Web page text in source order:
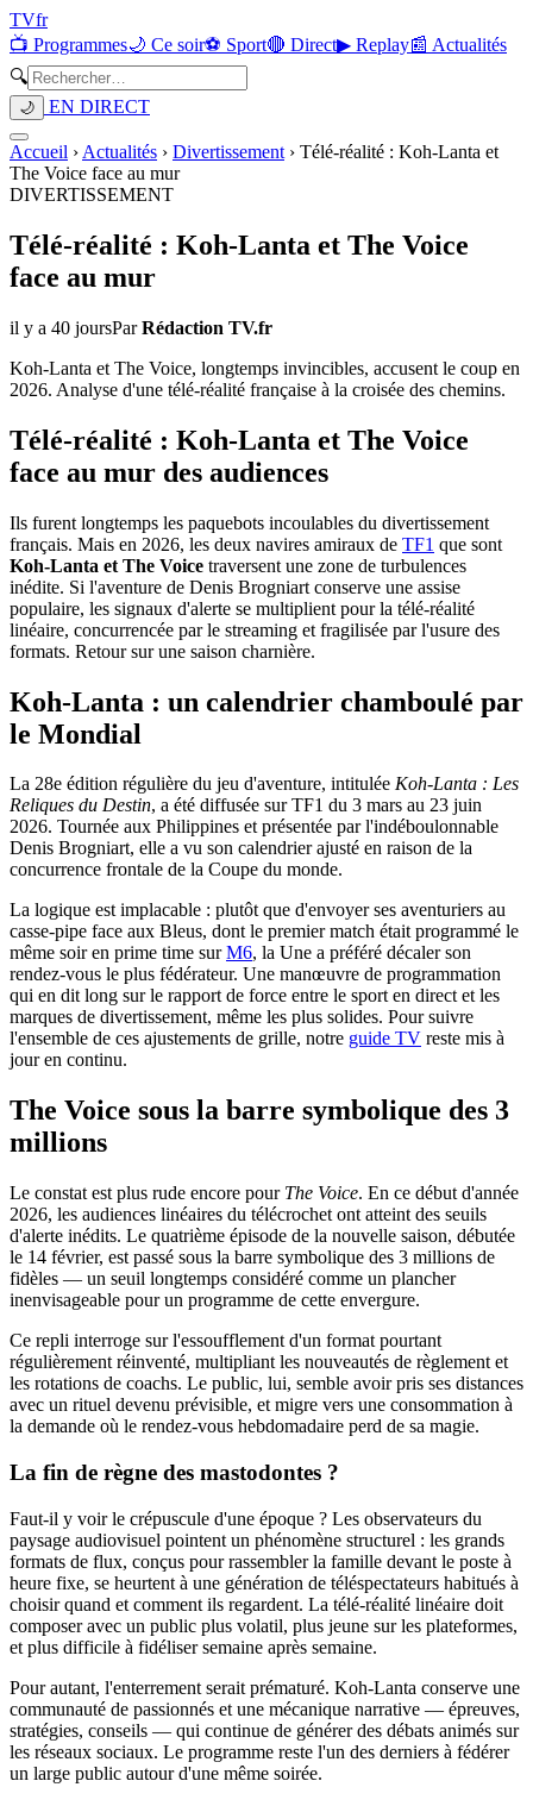
TVfr
📺 Programmes🌙 Ce soir⚽ Sport🔴 Direct▶ Replay📰 Actualités
🔍
🌙 EN DIRECT
Accueil › Actualités › Divertissement › Télé-réalité : Koh-Lanta et
The Voice face au mur
DIVERTISSEMENT
Télé-réalité : Koh-Lanta et The Voice
face au mur
il y a 40 joursParRédaction TV.fr
Koh-Lanta et The Voice, longtemps invincibles, accusent le coup en
2026. Analyse d'une télé-réalité française à la croisée des chemins.
Télé-réalité : Koh-Lanta et The Voice
face au mur des audiences
Ils furent longtemps les paquebots incoulables du divertissement
français. Mais en 2026, les deux navires amiraux de TF1 que sont
Koh-Lanta et The Voice traversent une zone de turbulences
inédite. Si l'aventure de Denis Brogniart conserve une assise
populaire, les signaux d'alerte se multiplient pour la télé-réalité
linéaire, concurrencée par le streaming et fragilisée par l'usure des
formats. Retour sur une saison charnière.
Koh-Lanta : un calendrier chamboulé par
le Mondial
La 28e édition régulière du jeu d'aventure, intitulée Koh-Lanta : Les
Reliques du Destin, a été diffusée sur TF1 du 3 mars au 23 juin
2026. Tournée aux Philippines et présentée par l'indéboulonnable
Denis Brogniart, elle a vu son calendrier ajusté en raison de la
concurrence frontale de la Coupe du monde.
La logique est implacable : plutôt que d'envoyer ses aventuriers au
casse-pipe face aux Bleus, dont le premier match était programmé le
même soir en prime time surM6, la Une a préféré décaler son
rendez-vous le plus fédérateur. Une manœuvre de programmation
qui en dit long sur le rapport de force entre le sport en direct et les
marques de divertissement, même les plus solides. Pour suivre
l'ensemble de ces ajustements de grille, notre guide TV reste mis à
jour en continu.
The Voice sous la barre symbolique des 3
millions
Le constat est plus rude encore pour The Voice. En ce début d'année
2026, les audiences linéaires du télécrochet ont atteint des seuils
d'alerte inédits. Le quatrième épisode de la nouvelle saison, débutée
le 14 février, est passé sous la barre symbolique des 3 millions de
fidèles — un seuil longtemps considéré comme un plancher
inenvisageable pour un programme de cette envergure.
Ce repli interroge sur l'essoufflement d'un format pourtant
régulièrement réinventé, multipliant les nouveautés de règlement et
les rotations de coachs. Le public, lui, semble avoir pris ses distances
avec un rituel devenu prévisible, et migre vers une consommation à
la demande où le rendez-vous hebdomadaire perd de sa magie.
La fin de règne des mastodontes ?
Faut-il y voir le crépuscule d'une époque ? Les observateurs du
paysage audiovisuel pointent un phénomène structurel : les grands
formats de flux, conçus pour rassembler la famille devant le poste à
heure fixe, se heurtent à une génération de téléspectateurs habitués à
choisir quand et comment ils regardent. La télé-réalité linéaire doit
composer avec un public plus volatil, plus jeune sur les plateformes,
et plus difficile à fidéliser semaine après semaine.
Pour autant, l'enterrement serait prématuré. Koh-Lanta conserve une
communauté de passionnés et une mécanique narrative — épreuves,
stratégies, conseils — qui continue de générer des débats animés sur
les réseaux sociaux. Le programme reste l'un des derniers à fédérer
un large public autour d'une même soirée.